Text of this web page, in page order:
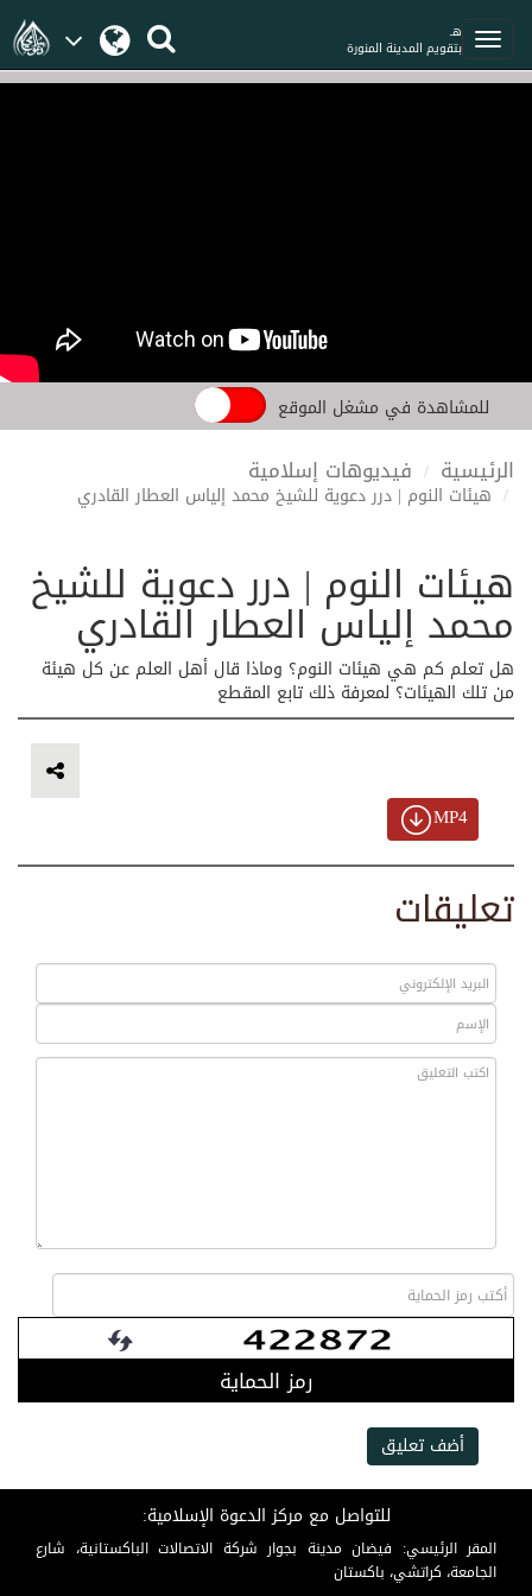
هـ
بتقويم المدينة المنورة
للمشاهدة في مشغل الموقع
الرئيسية فيديوهات إسلامية
هيئات النوم | درر دعوية للشيخ محمد إلياس العطار القادري
هيئات النوم | درر دعوية للشيخ
محمد إلياس العطار القادري
هل تعلم كم هي هيئات النوم؟ وماذا قال أهل العلم عن كل هيئة
من تلك الهيئات؟ لمعرفة ذلك تابع المقطع
MP4
تعليقات
رمز الحماية
أضف تعليق
للتواصل مع مركز الدعوة الإسلامية:
المقر الرئيسي: فيضان مدينة بجوار شركة الاتصالات الباكستانية، شارع
الجامعة، كراتشي، باكستان